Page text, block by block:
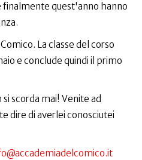
quest'anno hanno
La classe del corso
e conclude quindi il primo
scorda mai! Venite ad
dire di averlei conosciutei